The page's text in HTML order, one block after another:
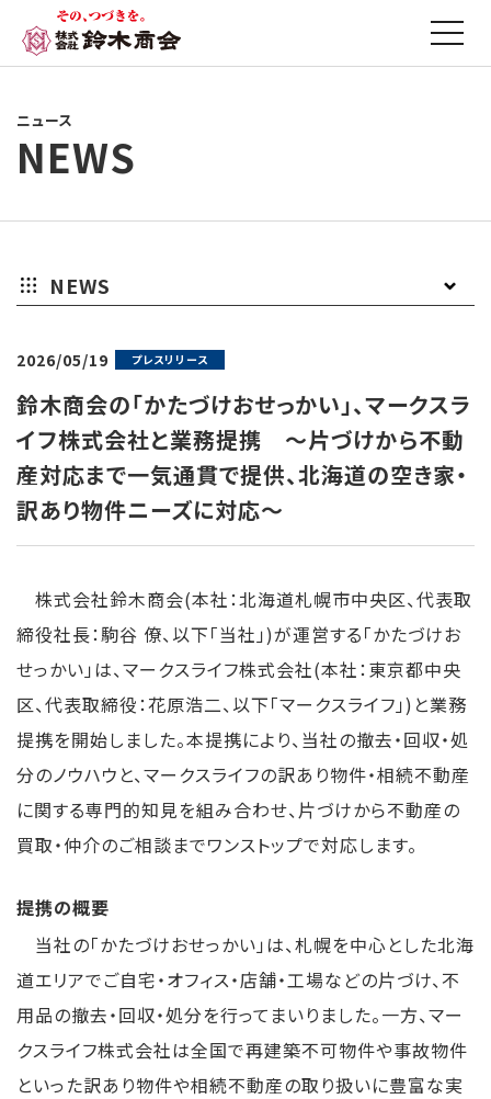
ニュース
NEWS
NEWS
ら
せ
ス
リ
リ
ス
他
2026/05/19 プレスリリース
鈴木商会の「かたづけおせっかい」、マークスラ
イフ株式会社と業務提携 ～片づけから不動
産対応まで一気通貫で提供、北海道の空き家・
訳あり物件ニーズに対応～
株式会社鈴木商会(本社：北海道札幌市中央区、代表取
締役社長：駒谷 僚、以下「当社」)が運営する「かたづけお
せっかい」は、マークスライフ株式会社(本社：東京都中央
区、代表取締役：花原浩二、以下「マークスライフ」)と業務
提携を開始しました。本提携により、当社の撤去・回収・処
分のノウハウと、マークスライフの訳あり物件・相続不動産
に関する専門的知見を組み合わせ、片づけから不動産の
買取・仲介のご相談までワンストップで対応します。
提携の概要
当社の「かたづけおせっかい」は、札幌を中心とした北海
道エリアでご自宅・オフィス・店舗・工場などの片づけ、不
用品の撤去・回収・処分を行ってまいりました。一方、マー
クスライフ株式会社は全国で再建築不可物件や事故物件
といった訳あり物件や相続不動産の取り扱いに豊富な実